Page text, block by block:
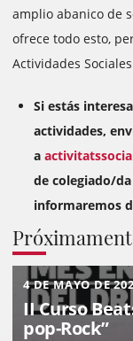
amplio abanico de
ofrece todo esto,
Actividades
Si estás
actividades,
a
de colegiado/
informaremos
4 DE MAYO DE
II Curso
pop-Rock”